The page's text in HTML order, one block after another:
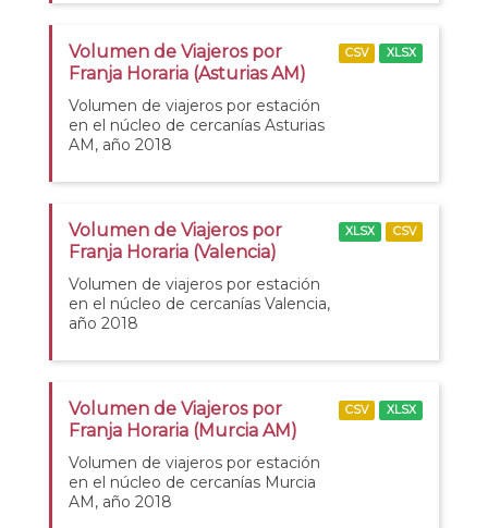
Volumen de Viajeros por
Franja Horaria (Asturias AM)
Volumen de viajeros por estación
en el núcleo de cercanías Asturias
AM, año 2018
CSV XLSX
Volumen de Viajeros por
Franja Horaria (Valencia)
Volumen de viajeros por estación
en el núcleo de cercanías Valencia,
año 2018
XLSX CSV
Volumen de Viajeros por
Franja Horaria (Murcia AM)
Volumen de viajeros por estación
en el núcleo de cercanías Murcia
AM, año 2018
CSV XLSX